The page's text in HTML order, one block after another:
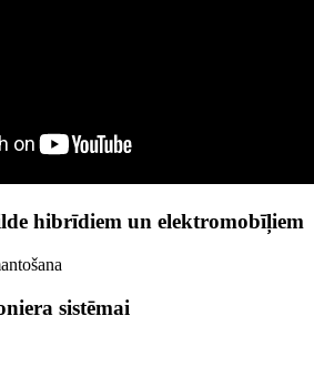
hibrīdiem un elektromobīļiem
sistēmai